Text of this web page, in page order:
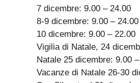
7 dicembre: 9.00 – 24.00
8-9 dicembre: 9.00 – 24.00
10 dicembre: 9.00 – 22.00
Vigilia di Natale, 24
Natale 25 dicembre: 9.00
Vacanze di Natale 26-30